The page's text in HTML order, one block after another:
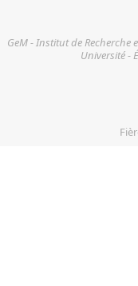
GeM - Institut de Recherche
Université -